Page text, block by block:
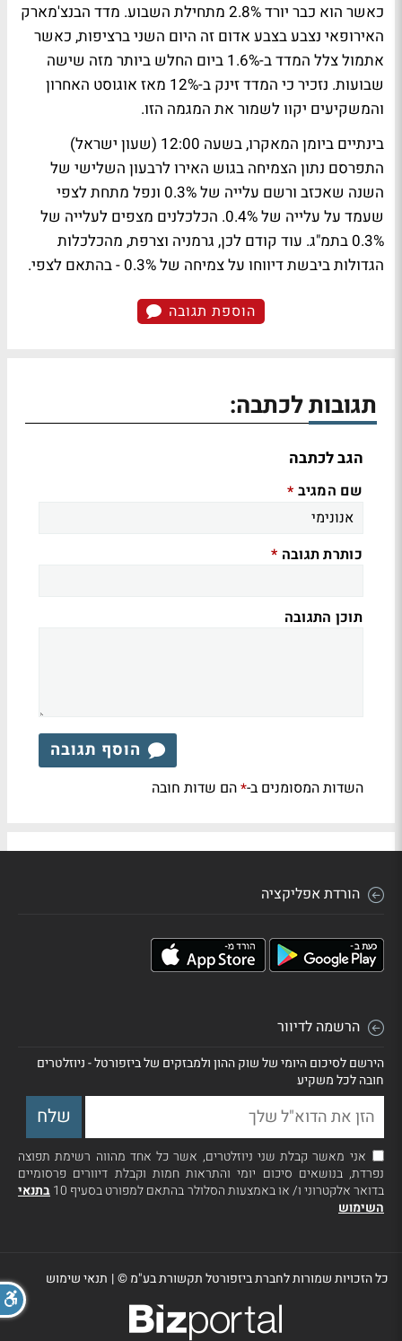
כאשר הוא כבר יורד 2.8% מתחילת השבוע. מדד הבנצ'מארק
האירופאי נצבע בצבע אדום זה היום השני ברציפות, כאשר
אתמול צלל המדד ב-1.6% ביום החלש ביותר מזה שישה
שבועות. נזכיר כי המדד זינק ב-12% מאז אוגוסט האחרון
והמשקיעים יקוו לשמור את המגמה הזו.
בינתיים ביומן המאקרו, בשעה 12:00 (שעון ישראל)
התפרסם נתון הצמיחה בגוש האירו לרבעון השלישי של
השנה שאכזב ורשם עלייה של 0.3% ונפל מתחת לצפי
שעמד על עלייה של 0.4%. הכלכלנים מצפים לעלייה של
0.3% בתמ"ג. עוד קודם לכן, גרמניה וצרפת, מהכלכלות
הגדולות ביבשת דיווחו על צמיחה של 0.3% - בהתאם לצפי.
הוספת תגובה
תגובות לכתבה:
הגב לכתבה
שם המגיב *
כותרת תגובה *
תוכן התגובה
הוסף תגובה
השדות המסומנים ב-*הם שדות חובה
הורדת אפליקציה
הרשמה לדיוור
הירשם לסיכום היומי של שוק ההון ולמבזקים של ביזפורטל - ניוזלטרים
חובה לכל משקיע
אני מאשר קבלת שני ניוזלטרים, אשר כל אחד מהווה רשימת תפוצה
נפרדת, בנושאים סיכום יומי והתראות חמות וקבלת דיוורים פרסומיים
בדואר אלקטרוני ו/ או באמצעות הסלולר בהתאם למפורט בסעיף 10
בתנאי
השימוש
כל הזכויות שמורות לחברת ביזפורטל תקשורת בע"מ ©| תנאי שימוש